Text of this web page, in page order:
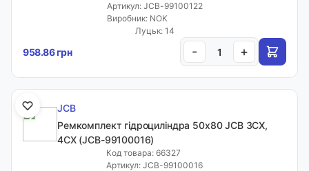
Артикул: JCB-99100122
Виробник: NOK
Луцьк: 14
958.86 грн - +
JCB
Ремкомплект гідроциліндра 50x80 JCB 3CX,
4CX (JCB-99100016)
Код товара: 66327
Артикул: JCB-99100016